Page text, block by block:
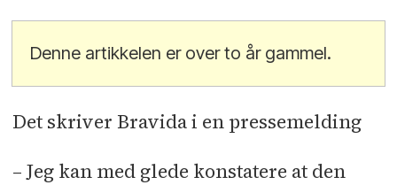
Denne artikkelen er over to år gammel.
Det skriver Bravida i en pressemelding
– Jeg kan med glede konstatere at den